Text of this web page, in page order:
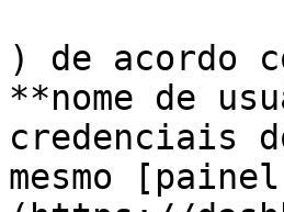
) de acordo
**nome de
credenciais
mesmo